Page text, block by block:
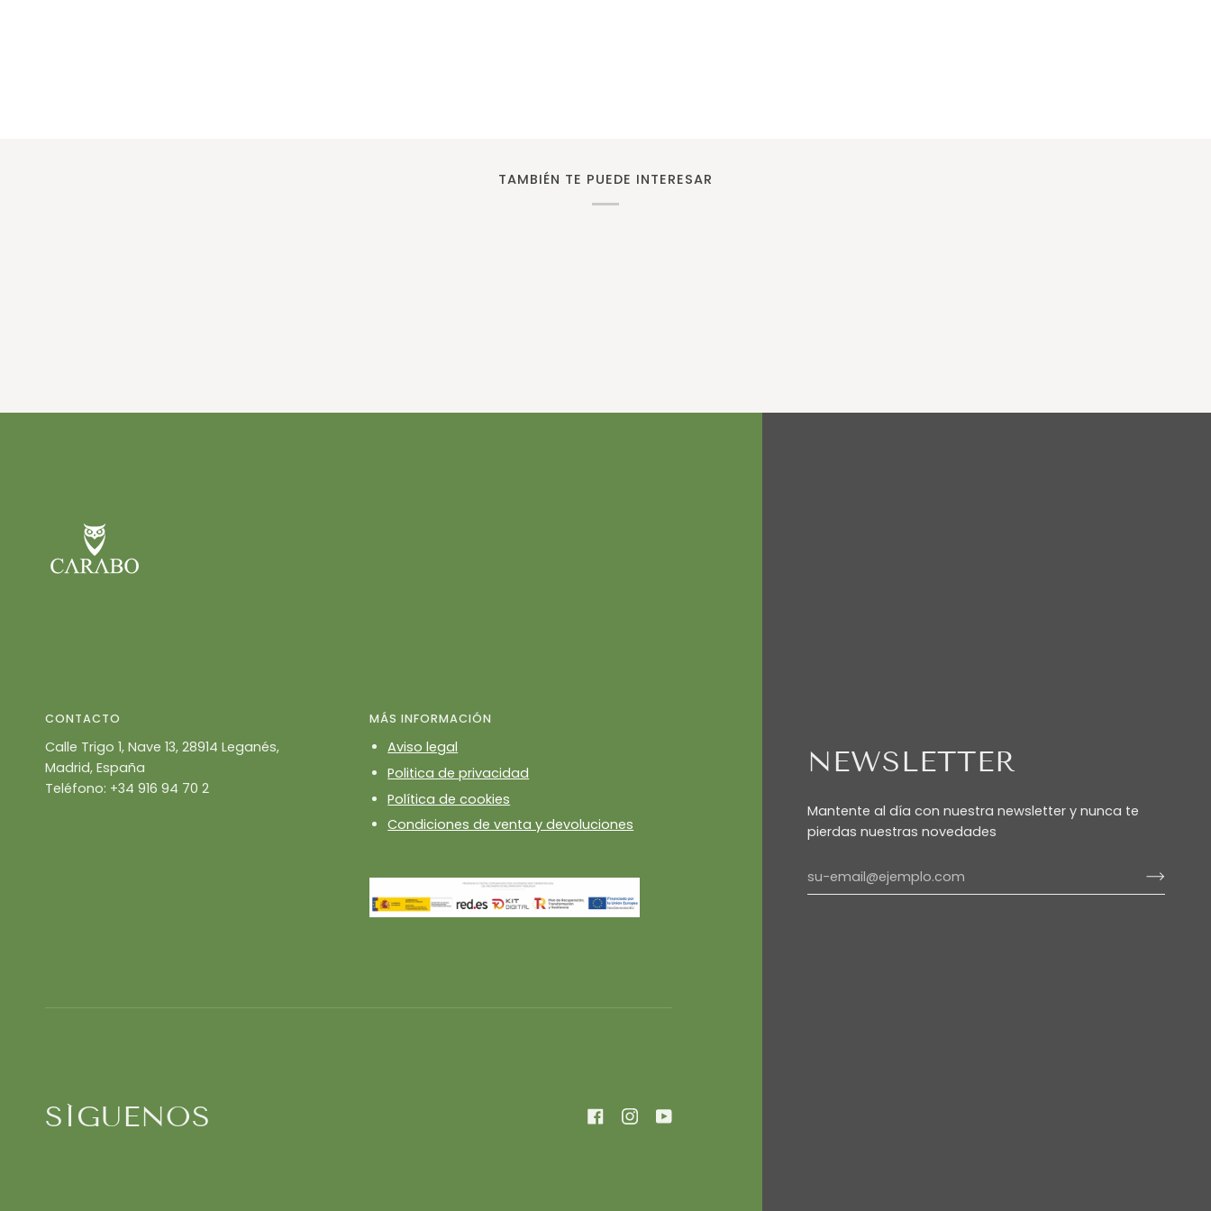
TAMBIÉN TE PUEDE INTERESAR
NEWSLETTER
Mantente al día con nuestra newsletter y nunca te
pierdas nuestras novedades
CONTACTO
Calle Trigo 1, Nave 13, 28914 Leganés,
Madrid, España
Teléfono: +34 916 94 70 2
MÁS INFORMACIÓN
Aviso legal
Politica de privacidad
Política de cookies
Condiciones de venta y devoluciones
SÍGUENOS